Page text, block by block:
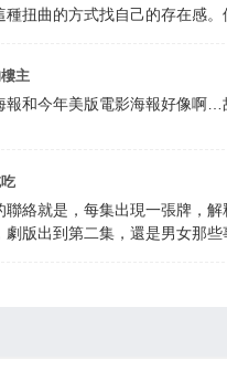
種扭曲的方式找自己的存在感。
主
報和今年美版電影海報好像啊…
聯絡就是，每集出現一張牌，
劇版出到第二集，還是男女那